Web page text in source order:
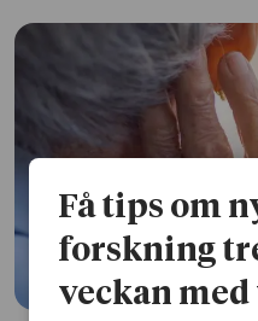
Få tips om
forskning
veckan